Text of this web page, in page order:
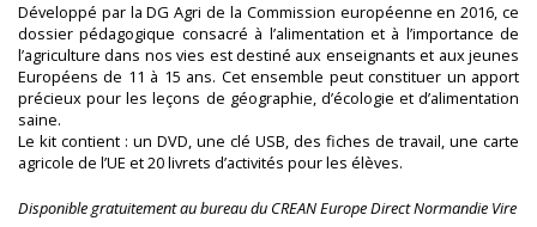
Développé par la DG Agri de la Commission européenne en 2016, ce
dossier pédagogique consacré à l’alimentation et à l’importance de
l’agriculture dans nos vies est destiné aux enseignants et aux jeunes
Européens de 11 à 15 ans. Cet ensemble peut constituer un apport
précieux pour les leçons de géographie, d’écologie et d’alimentation
saine.
Le kit contient : un DVD, une clé USB, des fiches de travail, une carte
agricole de l’UE et 20 livrets d’activités pour les élèves.
Disponible gratuitement au bureau du CREAN Europe Direct Normandie Vire